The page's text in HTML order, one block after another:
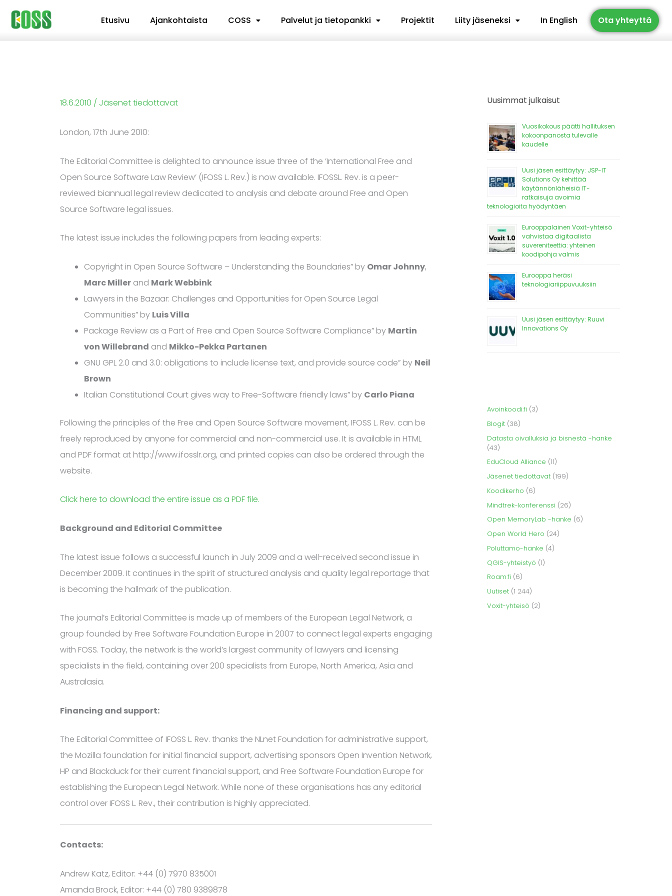
Siirry
sisältöön
Etusivu Ajankohtaista COSS Palvelut ja tietopankki Projektit Liity jäseneksi In English Ota yhteyttä
18.6.2010 / Jäsenet tiedottavat
London, 17th June 2010:
The Editorial Committee is delighted to announce issue three of the ’International Free and
Open Source Software Law Review’ (IFOSS L. Rev.) is now available. IFOSSL. Rev. is a peer-
reviewed biannual legal review dedicated to analysis and debate around Free and Open
Source Software legal issues.
The latest issue includes the following papers from leading experts:
Copyright in Open Source Software – Understanding the Boundaries” by Omar Johnny,
Marc Miller and Mark Webbink
Lawyers in the Bazaar: Challenges and Opportunities for Open Source Legal
Communities” by Luis Villa
Package Review as a Part of Free and Open Source Software Compliance” by Martin
von Willebrand and Mikko-Pekka Partanen
GNU GPL 2.0 and 3.0: obligations to include license text, and provide source code” by Neil
Brown
Italian Constitutional Court gives way to Free-Software friendly laws” by Carlo Piana
Following the principles of the Free and Open Source Software movement, IFOSS L. Rev. can be
freely reproduced by anyone for commercial and non-commercial use. It is available in HTML
and PDF format at http://www.ifosslr.org, and printed copies can also be ordered through the
website.
Click here to download the entire issue as a PDF file.
Background and Editorial Committee
The latest issue follows a successful launch in July 2009 and a well-received second issue in
December 2009. It continues in the spirit of structured analysis and quality legal reportage that
is becoming the hallmark of the publication.
The journal’s Editorial Committee is made up of members of the European Legal Network, a
group founded by Free Software Foundation Europe in 2007 to connect legal experts engaging
with FOSS. Today, the network is the world’s largest community of lawyers and licensing
specialists in the field, containing over 200 specialists from Europe, North America, Asia and
Australasia.
Financing and support:
The Editorial Committee of IFOSS L. Rev. thanks the NLnet Foundation for administrative support,
the Mozilla foundation for initial financial support, advertising sponsors Open Invention Network,
HP and Blackduck for their current financial support, and Free Software Foundation Europe for
establishing the European Legal Network. While none of these organisations has any editorial
control over IFOSS L. Rev., their contribution is highly appreciated.
Contacts:
Andrew Katz, Editor: +44 (0) 7970 835001
Amanda Brock, Editor: +44 (0) 780 9389878
Uusimmat julkaisut
Vuosikokous päätti hallituksen
kokoonpanosta tulevalle
kaudelle
Uusi jäsen esittäytyy: JSP-IT
Solutions Oy kehittää
käytännönläheisiä IT-
ratkaisuja avoimia
teknologioita hyödyntäen
Eurooppalainen Voxit-yhteisö
vahvistaa digitaalista
suvereniteettia: yhteinen
koodipohja valmis
Eurooppa heräsi
teknologiariippuvuuksiin
Uusi jäsen esittäytyy: Ruuvi
Innovations Oy
Avoinkoodi.fi (3)
Blogit (38)
Datasta oivalluksia ja bisnestä -hanke
(43)
EduCloud Alliance (11)
Jäsenet tiedottavat (199)
Koodikerho (6)
Mindtrek-konferenssi (26)
Open MemoryLab -hanke (6)
Open World Hero (24)
Poluttamo-hanke (4)
QGIS-yhteistyö (1)
Roam.fi (6)
Uutiset (1 244)
Voxit-yhteisö (2)